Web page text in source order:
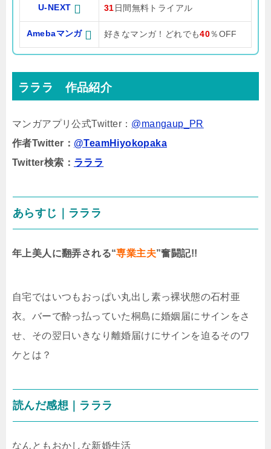
U-NEXT 31 日間無料トライアル
Amebaマンガ 好きなマンガ！どれでも40％OFF
ラララ 作品紹介
マンガアプリ公式Twitter： @mangaup_PR
作者Twitter： @TeamHiyokopaka
Twitter検索： ラララ
あらすじ｜ラララ
年上美人に翻弄される“専業主夫”奮闘記!!
自宅ではいつもおっぱい丸出し素っ裸状態の石村亜
衣。バーで酔っ払っていた桐島に婚姻届にサインをさ
せ、その翌日いきなり離婚届けにサインを迫るそのワ
ケとは？
読んだ感想｜ラララ
なんともおかしな新婚生活